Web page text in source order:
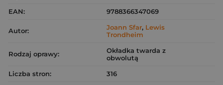
EAN:
9788366347069
Autor: Joann Sfar, Lewis
Trondheim
Rodzaj oprawy:
Okładka twarda z
obwolutą
Liczba stron:
316